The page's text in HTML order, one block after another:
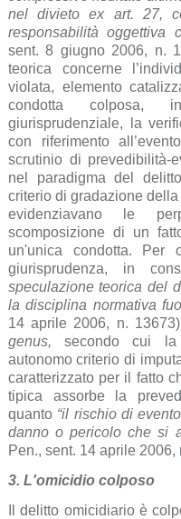
nel divieto ex art. 27,
responsabilità oggettiva
sent. 8 giugno 2006, n.
teorica concerne
violata, elemento
condotta colposa,
giurisprudenziale, la
con riferimento
scrutinio di prevedibilità-
nel paradigma del
criterio di gradazione
evidenziavano le
scomposizione di un
un'unica condotta. Per
giurisprudenza, in
speculazione teorica del
la disciplina normativa
14 aprile 2006, n.
genus, secondo cui la
autonomo criterio di
caratterizzato per il fatto
tipica assorbe la
quanto “il rischio di
danno o pericolo che si
Pen., sent. 14 aprile 2006,
3. L'omicidio colposo
Il delitto omicidiario è